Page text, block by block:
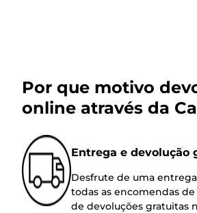
Por que motivo
online através da
Entrega e devolução
Desfrute de uma
todas as encomendas
de devoluções gratuitas